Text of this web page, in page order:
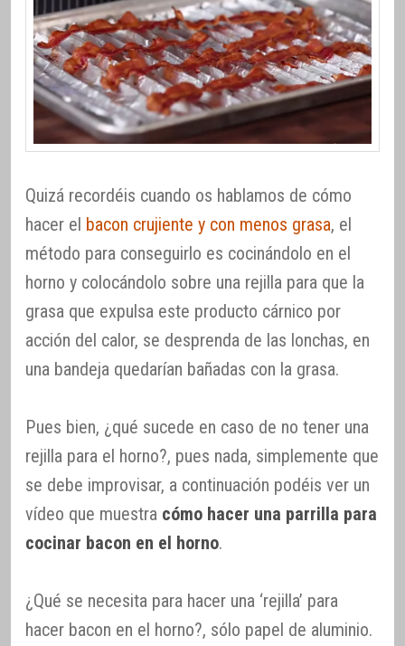
Quizá recordéis cuando os hablamos de cómo
hacer el bacon crujiente y con menos grasa, el
método para conseguirlo es cocinándolo en el
horno y colocándolo sobre una rejilla para que la
grasa que expulsa este producto cárnico por
acción del calor, se desprenda de las lonchas, en
una bandeja quedarían bañadas con la grasa.
Pues bien, ¿qué sucede en caso de no tener una
rejilla para el horno?, pues nada, simplemente que
se debe improvisar, a continuación podéis ver un
vídeo que muestra cómo hacer una parrilla para
cocinar bacon en el horno.
¿Qué se necesita para hacer una ‘rejilla’ para
hacer bacon en el horno?, sólo papel de aluminio.